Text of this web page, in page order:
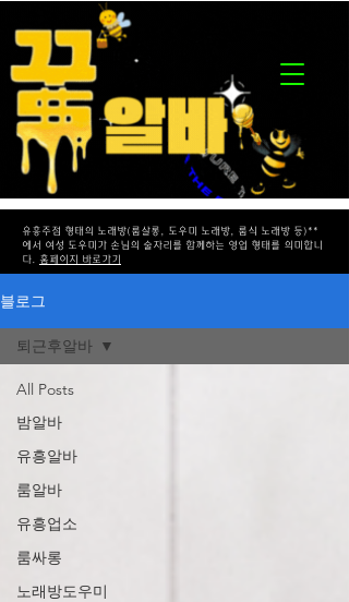
유흥주점 형태의 노래방(룸살롱, 도우미 노래방, 룸식 노래방 등)**
에서 여성 도우미가 손님의 술자리를 함께하는 영업 형태를 의미합니
다. 홈페이지 바로가기
블로그
All Posts
밤알바
유흥알바
룸알바
유흥업소
룸싸롱
노래방도우미
퇴근후알바